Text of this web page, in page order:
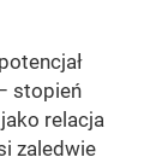
stopień
relacja
zaledwie